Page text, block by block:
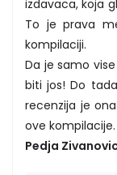
izdavaca, koja
To je prava
kompilaciji.
Da je samo
biti jos! Do
recenzija je
ove kompilacije.
Pedja